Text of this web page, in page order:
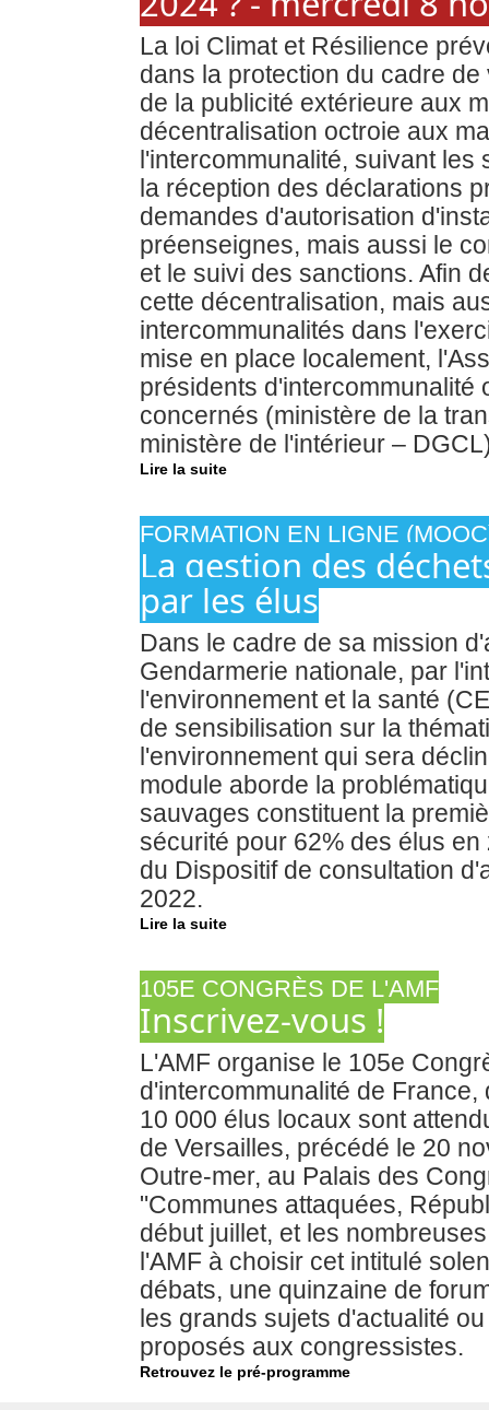
La loi Climat et Résilience
dans la protection du cadre
de la publicité extérieure aux
décentralisation octroie aux
l'intercommunalité, suivant
la réception des déclarations
demandes d'autorisation
préenseignes, mais aussi le
et le suivi des sanctions. Afin
cette décentralisation, mais
intercommunalités dans
mise en place localement,
présidents d'intercommunalité
concernés (ministère de la
ministère de l'intérieur –
Lire la suite
FORMATION EN LIGNE
La gestion des
par les élus
Dans le cadre de sa mission
Gendarmerie nationale, par
l'environnement et la santé
de sensibilisation sur la
l'environnement qui sera
module aborde la
sauvages constituent la
sécurité pour 62% des élus
du Dispositif de consultation
2022.
Lire la suite
105E CONGRÈS DE L'AMF
Inscrivez-vous !
L'AMF organise le 105e
d'intercommunalité de
10 000 élus locaux sont
de Versailles, précédé le 20
Outre-mer, au Palais des
"Communes attaquées,
début juillet, et les
l'AMF à choisir cet intitulé
débats, une quinzaine de
les grands sujets d'actualité
proposés aux congressistes.
Retrouvez le pré-programme